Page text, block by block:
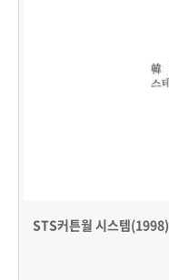
STS커튼월 시스템(1998)